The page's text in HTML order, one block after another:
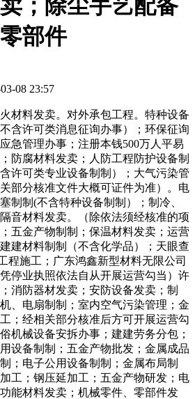
；除尘手艺配备
部件
08 23:57
料发卖。对外承包工程。特种设备
含许可类消息征询办事）；环保征询
急管理办事；注册本钱500万人平易
防腐材料发卖；人防工程防护设备制
许可类专业设备制制）；大气污染管
部分核准文件大概可证件为准）。电
制制(不含特种设备制制）；制冷、
音材料发卖。（除依法须经核准的项
五金产物制制；保温材料发卖；运营
建材料制制（不含化学品）；天眼查
程施工；广东鸿鑫新型材料无限公司
停业执照依法自从开展运营勾当）许
消防器材发卖；安防设备发卖；制
、电扇制制；室内空气污染管理；金
；经相关部分核准后方可开展运营勾
机械设备安拆办事；建建劳务分包；
设备制制；五金产物批发；金属成品
；电子公用设备制制；金属布局制
工；钢压延加工；五金产物研发；电
能材料发卖；机械零件、零部件发